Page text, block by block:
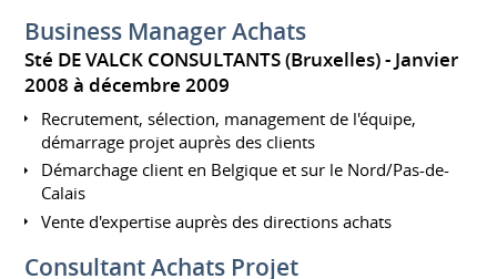
Business Manager Achats
Sté DE VALCK CONSULTANTS (Bruxelles)
Janvier
2008 à décembre 2009
Recrutement, sélection, management de l'équipe,
démarrage projet auprès des clients
Démarchage client en Belgique et sur le Nord/Pas-de-
Calais
Vente d'expertise auprès des directions achats
Consultant Achats Projet